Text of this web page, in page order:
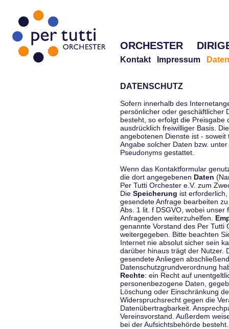
ORCHESTER
Kontakt Impressum
DATENSCHUTZ
Sofern innerhalb des
persönlicher oder geschäftlicher
besteht, so erfolgt die Preisgabe
ausdrücklich freiwilliger Basis.
angebotenen Dienste ist -
Angabe solcher Daten bzw.
Pseudonyms gestattet.
Wenn das Kontaktformular
die dort angegebenen Daten
Per Tutti Orchester e.V. zum
Die Speicherung ist
gesendete Anfrage bearbeiten
Abs. 1 lit. f DSGVO, wobei
Anfragenden weiterzuhelfen.
genannte Vorstand des Per Tutti
weitergegeben. Bitte beachten
Internet nie absolut sicher sein
darüber hinaus trägt der Nutzer.
gesendete Anliegen
Datenschutzgrundverordnung
Rechte: ein Recht auf
personenbezogene Daten,
Löschung oder Einschränkung
Widerspruchsrecht gegen die
Datenübertragbarkeit.
Vereinsvorstand. Außerdem
bei der Aufsichtsbehörde besteht.